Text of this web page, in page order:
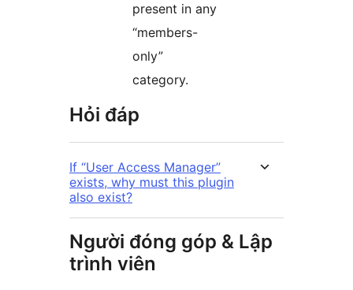
present in any
“members-
only”
category.
Hỏi đáp
If “User Access Manager”
exists, why must this plugin
also exist?
Người đóng góp & Lập
trình viên